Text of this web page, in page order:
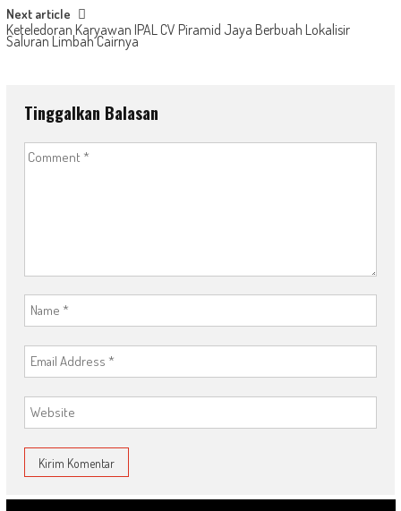
Next article
Keteledoran Karyawan IPAL CV Piramid Jaya Berbuah Lokalisir
Saluran Limbah Cairnya
Tinggalkan Balasan